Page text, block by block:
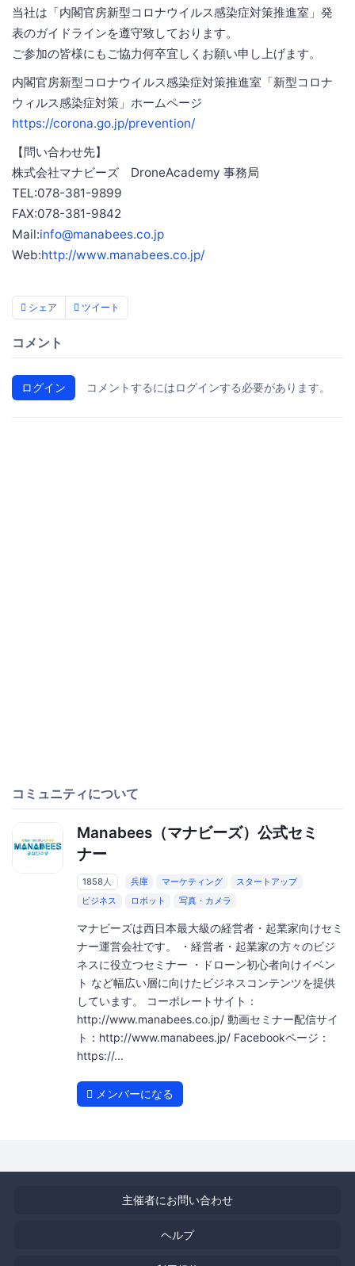
当社は「内閣官房新型コロナウイルス感染症対策推進室」発
表のガイドラインを遵守致しております。
ご参加の皆様にもご協力何卒宜しくお願い申し上げます。
内閣官房新型コロナウイルス感染症対策推進室「新型コロナ
ウィルス感染症対策」ホームページ
https://corona.go.jp/prevention/
【問い合わせ先】
株式会社マナビーズ DroneAcademy 事務局
TEL:078-381-9899
FAX:078-381-9842
Mail:info@manabees.co.jp
Web:http://www.manabees.co.jp/
シェア ツイート
コメント
ログイン コメントするにはログインする必要があります。
コミュニティについて
Manabees（マナビーズ）公式セミ
ナー
1858人 兵庫 マーケティング
スタートアップ
ビジネス
ロボット 写真・カメラ
マナビーズは西日本最大級の経営者・起業家向けセミ
ナー運営会社です。 ・経営者・起業家の方々のビジ
ネスに役立つセミナー ・ドローン初心者向けイベン
ト など幅広い層に向けたビジネスコンテンツを提供
しています。 コーポレートサイト：
http://www.manabees.co.jp/ 動画セミナー配信サイ
ト：http://www.manabees.jp/ Facebookページ：
https://...
メンバーになる
主催者にお問い合わせ
ヘルプ